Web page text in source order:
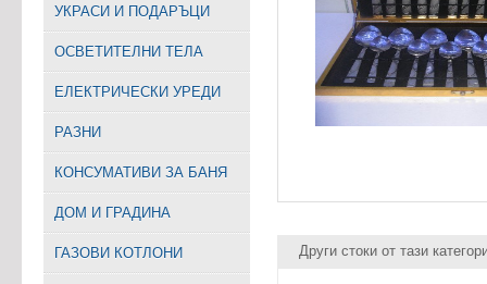
УКРАСИ И ПОДАРЪЦИ
ОСВЕТИТЕЛНИ ТЕЛА
EЛЕКТРИЧЕСКИ УРЕДИ
РАЗНИ
КОНСУМАТИВИ ЗА БАНЯ
ДОМ И ГРАДИНА
ГАЗОВИ КОТЛОНИ Други стоки от тази